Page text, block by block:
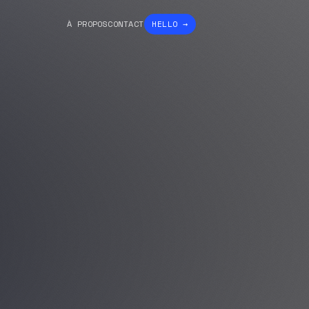
À PROPOSCONTACT HELLO →